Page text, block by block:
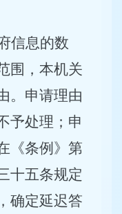
信息的数
围，本机关
。申请理由
予处理；申
《条例》第
十五条规定
确定延迟答